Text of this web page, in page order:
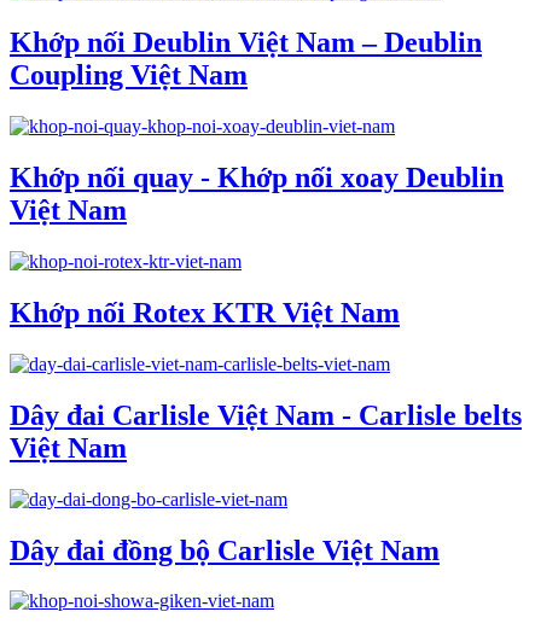
Khớp nối Deublin Việt Nam – Deublin
Coupling Việt Nam
Khớp nối quay - Khớp nối xoay Deublin
Việt Nam
Khớp nối Rotex KTR Việt Nam
Dây đai Carlisle Việt Nam - Carlisle belts
Việt Nam
Dây đai đồng bộ Carlisle Việt Nam